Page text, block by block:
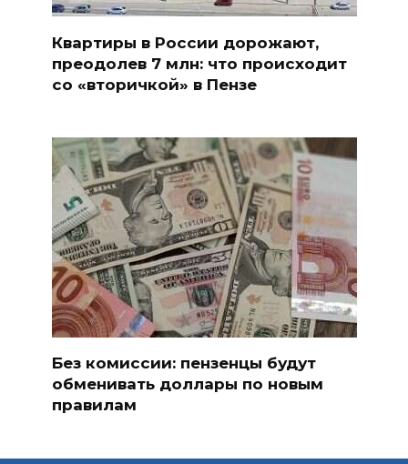
Квартиры в России дорожают,
преодолев 7 млн: что происходит
со «вторичкой» в Пензе
Без комиссии: пензенцы будут
обменивать доллары по новым
правилам